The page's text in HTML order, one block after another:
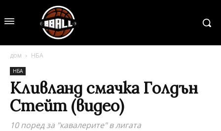
дом НБА
НБА
Кливланд смачка Голдън
Стейт (видео)
10 поред за "кавалерите" в лигата